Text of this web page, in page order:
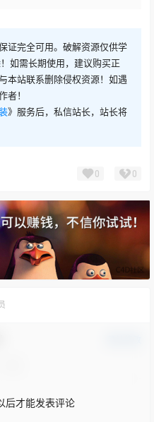
证完全可用。破解资源仅供学
如需长期使用，建议购买正
本站联系删除侵权资源！如遇
者！
》服务后，私信站长，站长将
0 0
后才能发表评论